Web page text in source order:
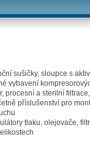
sušičky, sloupce s
vybavení
procesní a sterilní
příslušenství pro
tlaku, olejovače,